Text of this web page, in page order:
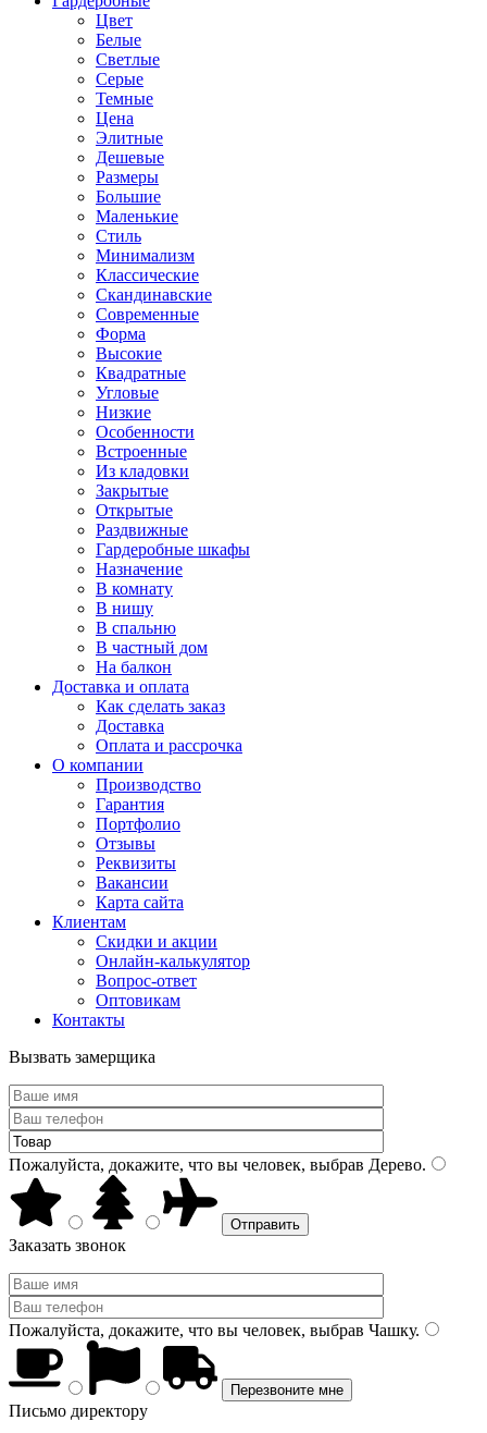
Цвет
Белые
Светлые
Серые
Темные
Цена
Элитные
Дешевые
Размеры
Большие
Маленькие
Стиль
Минимализм
Классические
Скандинавские
Современные
Форма
Высокие
Квадратные
Угловые
Низкие
Особенности
Встроенные
Из кладовки
Закрытые
Открытые
Раздвижные
Гардеробные шкафы
Назначение
В комнату
В нишу
В спальню
В частный дом
На балкон
Доставка и оплата
Как сделать заказ
Доставка
Оплата и рассрочка
О компании
Производство
Гарантия
Портфолио
Отзывы
Реквизиты
Вакансии
Карта сайта
Клиентам
Скидки и акции
Онлайн-калькулятор
Вопрос-ответ
Оптовикам
Контакты
Вызвать замерщика
Пожалуйста, докажите, что вы человек, выбрав Дерево.
Заказать звонок
Пожалуйста, докажите, что вы человек, выбрав Чашку.
Письмо директору